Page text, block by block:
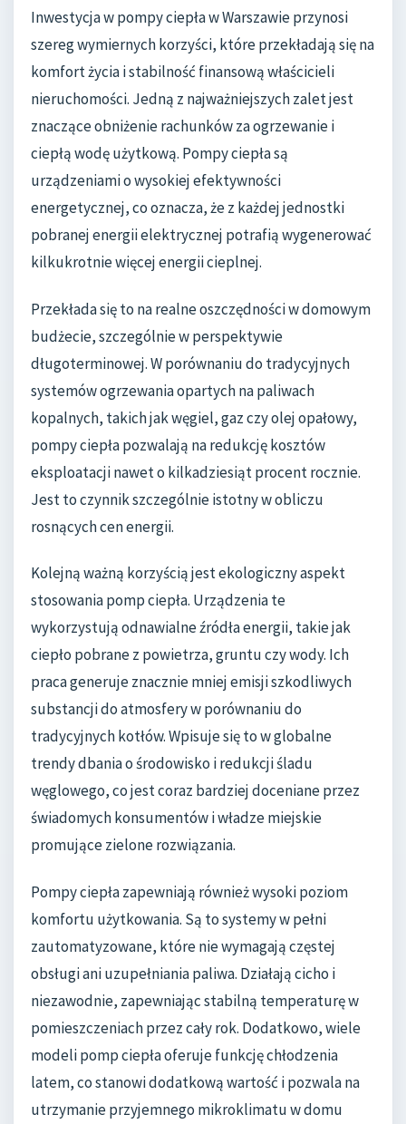
Inwestycja w pompy ciepła w Warszawie przynosi
szereg wymiernych korzyści, które przekładają się na
komfort życia i stabilność finansową właścicieli
nieruchomości. Jedną z najważniejszych zalet jest
znaczące obniżenie rachunków za ogrzewanie i
ciepłą wodę użytkową. Pompy ciepła są
urządzeniami o wysokiej efektywności
energetycznej, co oznacza, że z każdej jednostki
pobranej energii elektrycznej potrafią wygenerować
kilkukrotnie więcej energii cieplnej.
Przekłada się to na realne oszczędności w domowym
budżecie, szczególnie w perspektywie
długoterminowej. W porównaniu do tradycyjnych
systemów ogrzewania opartych na paliwach
kopalnych, takich jak węgiel, gaz czy olej opałowy,
pompy ciepła pozwalają na redukcję kosztów
eksploatacji nawet o kilkadziesiąt procent rocznie.
Jest to czynnik szczególnie istotny w obliczu
rosnących cen energii.
Kolejną ważną korzyścią jest ekologiczny aspekt
stosowania pomp ciepła. Urządzenia te
wykorzystują odnawialne źródła energii, takie jak
ciepło pobrane z powietrza, gruntu czy wody. Ich
praca generuje znacznie mniej emisji szkodliwych
substancji do atmosfery w porównaniu do
tradycyjnych kotłów. Wpisuje się to w globalne
trendy dbania o środowisko i redukcji śladu
węglowego, co jest coraz bardziej doceniane przez
świadomych konsumentów i władze miejskie
promujące zielone rozwiązania.
Pompy ciepła zapewniają również wysoki poziom
komfortu użytkowania. Są to systemy w pełni
zautomatyzowane, które nie wymagają częstej
obsługi ani uzupełniania paliwa. Działają cicho i
niezawodnie, zapewniając stabilną temperaturę w
pomieszczeniach przez cały rok. Dodatkowo, wiele
modeli pomp ciepła oferuje funkcję chłodzenia
latem, co stanowi dodatkową wartość i pozwala na
utrzymanie przyjemnego mikroklimatu w domu